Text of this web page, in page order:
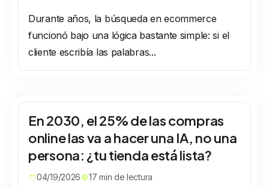
Durante años, la búsqueda en ecommerce
funcionó bajo una lógica bastante simple: si el
cliente escribía las palabras...
En 2030, el 25% de las compras
online las va a hacer una IA, no una
persona: ¿tu tienda está lista?
04/19/2026 17 min de lectura